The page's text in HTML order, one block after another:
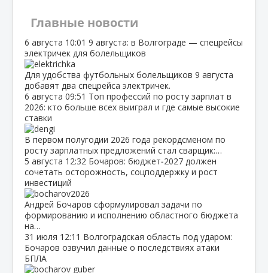
Главные новости
6 августа 10:01 9 августа: в Волгограде — спецрейсы
электричек для болельщиков
Для удобства футбольных болельщиков 9 августа
добавят два спецрейса электричек.
6 августа 09:51 Топ профессий по росту зарплат в
2026: кто больше всех выиграл и где самые высокие
ставки
В первом полугодии 2026 года рекордсменом по
росту зарплатных предложений стал сварщик:…
5 августа 12:32 Бочаров: бюджет‑2027 должен
сочетать осторожность, соцподдержку и рост
инвестиций
Андрей Бочаров сформулировал задачи по
формированию и исполнению областного бюджета
на…
31 июля 12:11 Волгоградская область под ударом:
Бочаров озвучил данные о последствиях атаки
БПЛА